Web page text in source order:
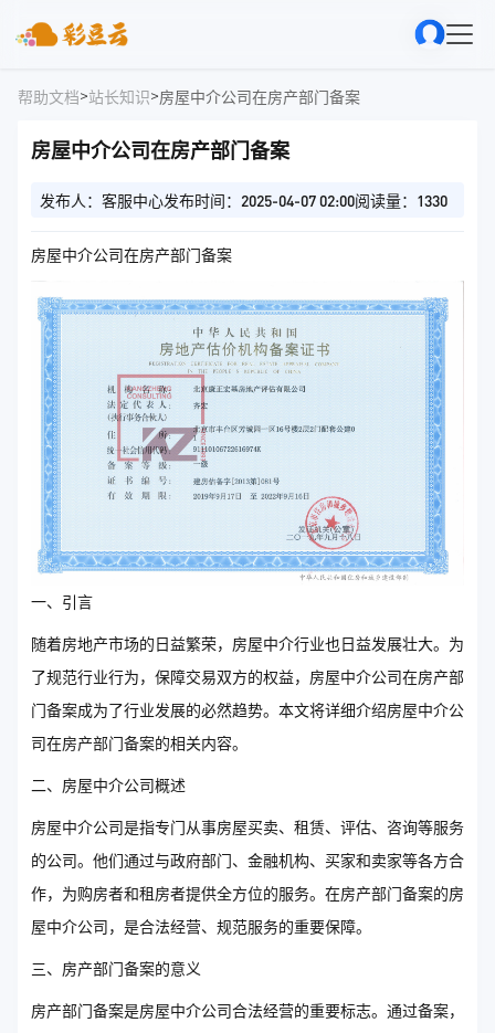
帮助文档>站长知识>房屋中介公司在房产部门备案
房屋中介公司在房产部门备案
发布人：客服中心发布时间：2025-04-07 02:00阅读量：1330
房屋中介公司在房产部门备案
一、引言
随着房地产市场的日益繁荣，房屋中介行业也日益发展壮大。为
了规范行业行为，保障交易双方的权益，房屋中介公司在房产部
门备案成为了行业发展的必然趋势。本文将详细介绍房屋中介公
司在房产部门备案的相关内容。
二、房屋中介公司概述
房屋中介公司是指专门从事房屋买卖、租赁、评估、咨询等服务
的公司。他们通过与政府部门、金融机构、买家和卖家等各方合
作，为购房者和租房者提供全方位的服务。在房产部门备案的房
屋中介公司，是合法经营、规范服务的重要保障。
三、房产部门备案的意义
房产部门备案是房屋中介公司合法经营的重要标志。通过备案，